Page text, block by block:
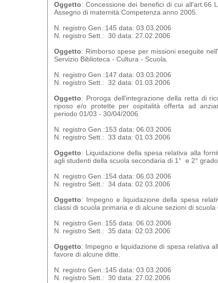
Oggetto: Concessione dei benefici di cui all'art.66
Assegno di maternità.Competenza anno 2005.
N. registro Gen.:145 data: 03.03.2006
N. registro Sett.: 30 data: 27.02.2006
Oggetto: Rimborso spese per missioni eseguite
Servizio Biblioteca - Cultura - Scuola.
N. registro Gen.:147 data: 03.03.2006
N. registro Sett.: 32 data: 01.03.2006
Oggetto: Proroga dell'integrazione della retta di
riposo e/o protette per ospitalità offerta ad
periodo 01/03 - 30/04/2006.
N. registro Gen.:153 data: 06.03.2006
N. registro Sett.: 33 data: 01.03.2006
Oggetto: Liquidazione della spesa relativa alla
agli studenti della scuola secondaria di 1° e 2°
N. registro Gen.:154 data: 06.03.2006
N. registro Sett.: 34 data: 02.03.2006
Oggetto: Impegno e liquidazione della spesa
classi di scuola primaria e di alcune sezioni di
N. registro Gen.:155 data: 06.03.2006
N. registro Sett.: 35 data: 02.03.2006
Oggetto: Impegno e liquidazione di spesa relativa
favore di alcune ditte.
N. registro Gen.:145 data: 03.03.2006
N. registro Sett.: 30 data: 27.02.2006